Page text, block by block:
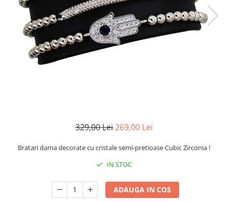
CERCEI
CEASURI DAMA
329,00 Lei269,00 Lei
Bratari dama decorate cu cristale semi-pretioase Cubic Zirconia !
IN STOC
ADAUGA IN COS